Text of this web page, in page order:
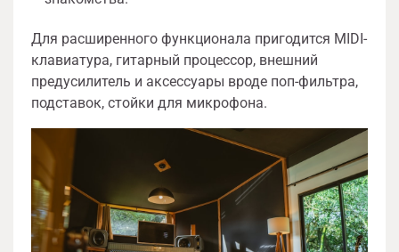
Для расширенного функционала пригодится MIDI-
клавиатура, гитарный процессор, внешний
предусилитель и аксессуары вроде поп-фильтра,
подставок, стойки для микрофона.